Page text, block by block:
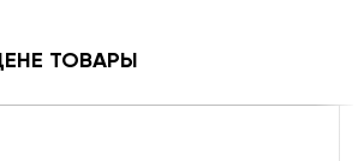
ТОВАРЫ